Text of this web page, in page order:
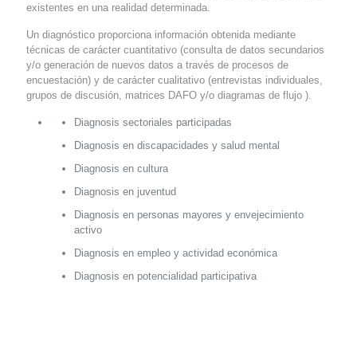
existentes en una realidad determinada.
Un diagnóstico proporciona información obtenida mediante
técnicas de carácter cuantitativo (consulta de datos secundarios
y/o generación de nuevos datos a través de procesos de
encuestación) y de carácter cualitativo (entrevistas individuales,
grupos de discusión, matrices DAFO y/o diagramas de flujo ).
Diagnosis sectoriales participadas
Diagnosis en discapacidades y salud mental
Diagnosis en cultura
Diagnosis en juventud
Diagnosis en personas mayores y envejecimiento
activo
Diagnosis en empleo y actividad económica
Diagnosis en potencialidad participativa